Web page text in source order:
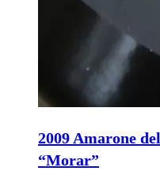
2009 Amarone
“Morar”